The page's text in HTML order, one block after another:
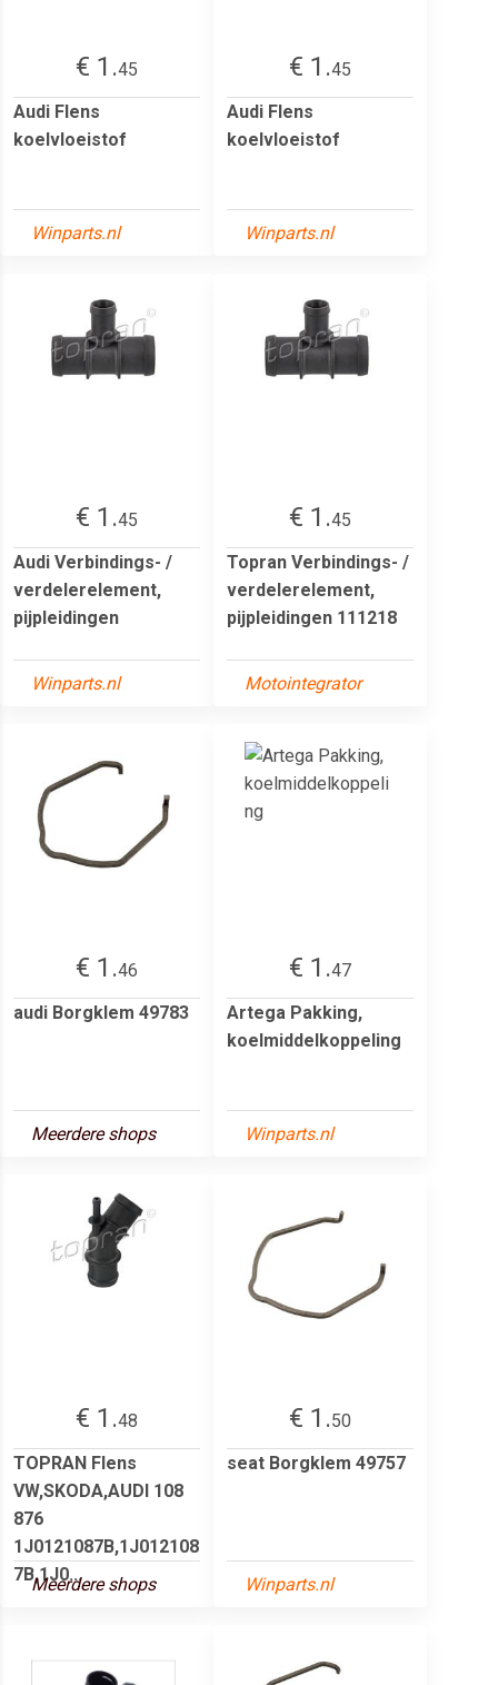
€ 1.45
Audi Flens
koelvloeistof
Winparts.nl
€ 1.45
Audi Flens
koelvloeistof
Winparts.nl
€ 1.45
Audi Verbindings- /
verdelerelement,
pijpleidingen
Winparts.nl
€ 1.45
Topran Verbindings- /
verdelerelement,
pijpleidingen 111218
Motointegrator
€ 1.46
audi Borgklem 49783
Meerdere shops
€ 1.47
Artega Pakking,
koelmiddelkoppeling
Winparts.nl
€ 1.48
TOPRAN Flens
VW,SKODA,AUDI 108
876
1J0121087B,1J012108
7B,1J0...
Meerdere shops
€ 1.50
seat Borgklem 49757
Winparts.nl